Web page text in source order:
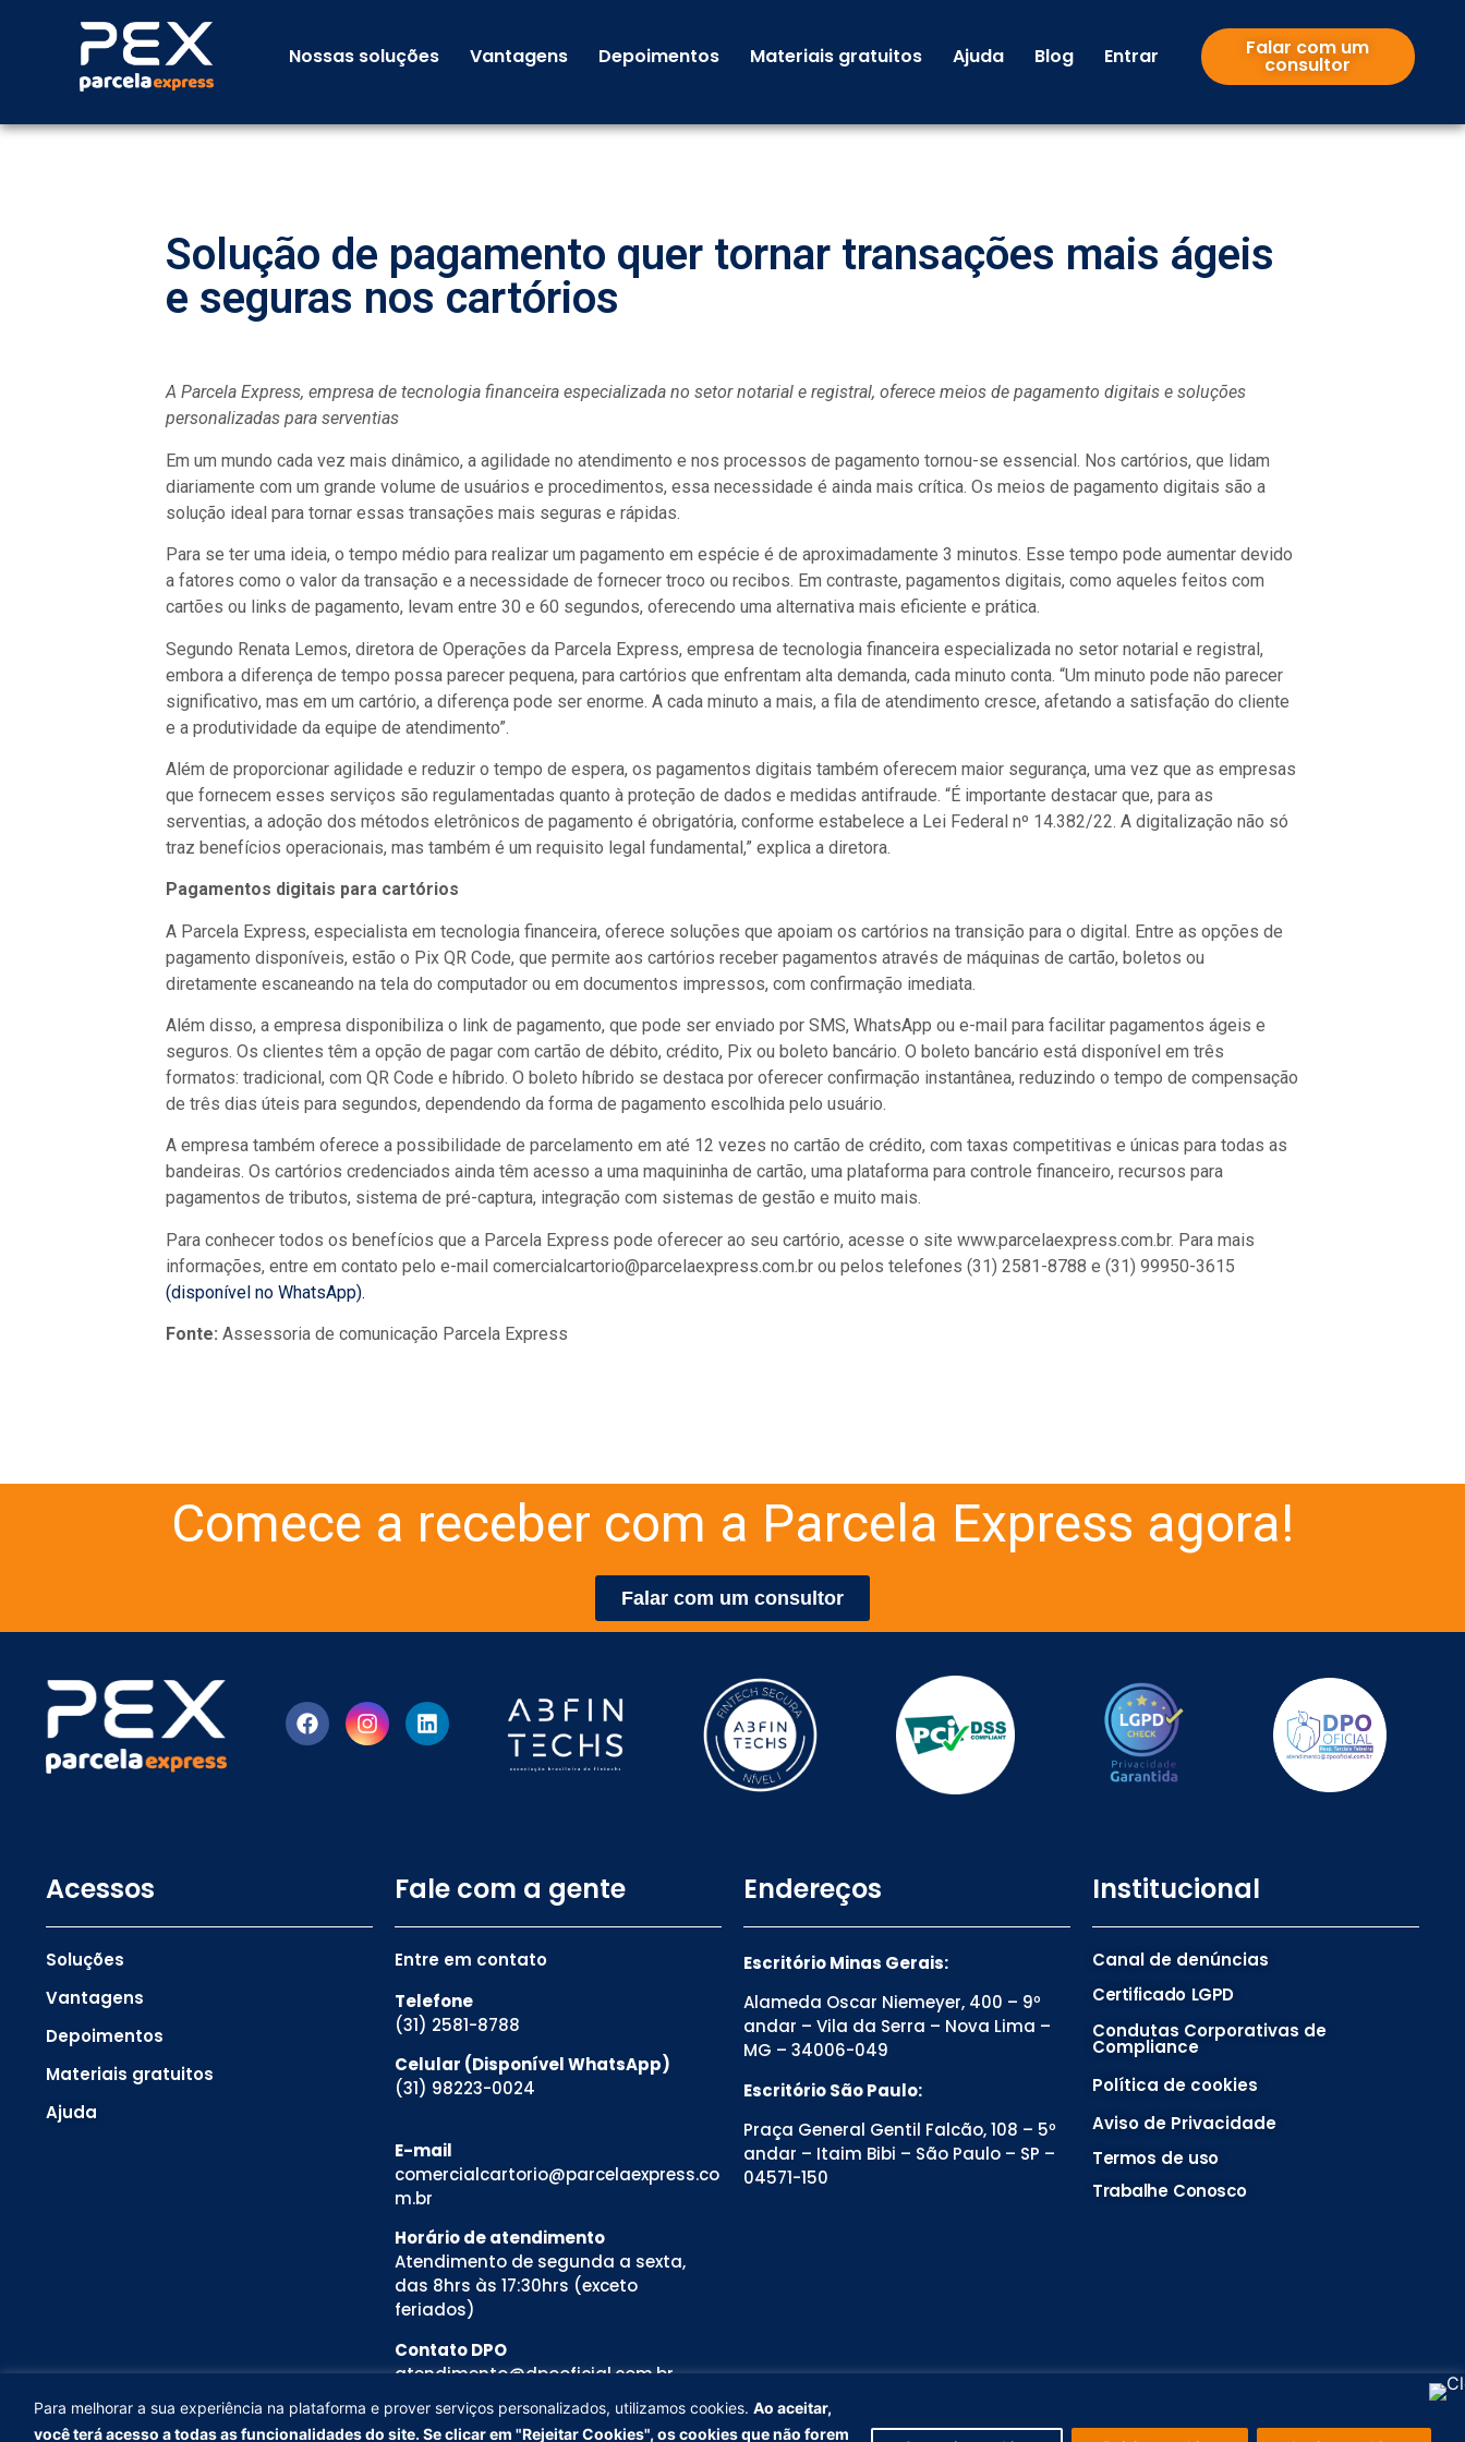
Para melhorar a sua experiência na plataforma e prover serviços personalizados, utilizamos cookies. Ao aceitar,
você terá acesso a todas as funcionalidades do site. Se clicar em "Rejeitar Cookies", os cookies que não forem
Nossas soluções Vantagens Depoimentos Materiais gratuitos Ajuda Blog Entrar Falar com um
consultor
Solução de pagamento quer tornar transações mais ágeis
e seguras nos cartórios
A Parcela Express, empresa de tecnologia financeira especializada no setor notarial e registral, oferece meios de pagamento digitais e soluções
personalizadas para serventias
Em um mundo cada vez mais dinâmico, a agilidade no atendimento e nos processos de pagamento tornou-se essencial. Nos cartórios, que lidam
diariamente com um grande volume de usuários e procedimentos, essa necessidade é ainda mais crítica. Os meios de pagamento digitais são a
solução ideal para tornar essas transações mais seguras e rápidas.
Para se ter uma ideia, o tempo médio para realizar um pagamento em espécie é de aproximadamente 3 minutos. Esse tempo pode aumentar devido
a fatores como o valor da transação e a necessidade de fornecer troco ou recibos. Em contraste, pagamentos digitais, como aqueles feitos com
cartões ou links de pagamento, levam entre 30 e 60 segundos, oferecendo uma alternativa mais eficiente e prática.
Segundo Renata Lemos, diretora de Operações da Parcela Express, empresa de tecnologia financeira especializada no setor notarial e registral,
embora a diferença de tempo possa parecer pequena, para cartórios que enfrentam alta demanda, cada minuto conta. “Um minuto pode não parecer
significativo, mas em um cartório, a diferença pode ser enorme. A cada minuto a mais, a fila de atendimento cresce, afetando a satisfação do cliente
e a produtividade da equipe de atendimento”.
Além de proporcionar agilidade e reduzir o tempo de espera, os pagamentos digitais também oferecem maior segurança, uma vez que as empresas
que fornecem esses serviços são regulamentadas quanto à proteção de dados e medidas antifraude. “É importante destacar que, para as
serventias, a adoção dos métodos eletrônicos de pagamento é obrigatória, conforme estabelece a Lei Federal nº 14.382/22. A digitalização não só
traz benefícios operacionais, mas também é um requisito legal fundamental,” explica a diretora.
Pagamentos digitais para cartórios
A Parcela Express, especialista em tecnologia financeira, oferece soluções que apoiam os cartórios na transição para o digital. Entre as opções de
pagamento disponíveis, estão o Pix QR Code, que permite aos cartórios receber pagamentos através de máquinas de cartão, boletos ou
diretamente escaneando na tela do computador ou em documentos impressos, com confirmação imediata.
Além disso, a empresa disponibiliza o link de pagamento, que pode ser enviado por SMS, WhatsApp ou e-mail para facilitar pagamentos ágeis e
seguros. Os clientes têm a opção de pagar com cartão de débito, crédito, Pix ou boleto bancário. O boleto bancário está disponível em três
formatos: tradicional, com QR Code e híbrido. O boleto híbrido se destaca por oferecer confirmação instantânea, reduzindo o tempo de compensação
de três dias úteis para segundos, dependendo da forma de pagamento escolhida pelo usuário.
A empresa também oferece a possibilidade de parcelamento em até 12 vezes no cartão de crédito, com taxas competitivas e únicas para todas as
bandeiras. Os cartórios credenciados ainda têm acesso a uma maquininha de cartão, uma plataforma para controle financeiro, recursos para
pagamentos de tributos, sistema de pré-captura, integração com sistemas de gestão e muito mais.
Para conhecer todos os benefícios que a Parcela Express pode oferecer ao seu cartório, acesse o site www.parcelaexpress.com.br. Para mais
informações, entre em contato pelo e-mail comercialcartorio@parcelaexpress.com.br ou pelos telefones (31) 2581-8788 e (31) 99950-3615
(disponível no WhatsApp).
Fonte: Assessoria de comunicação Parcela Express
Comece a receber com a Parcela Express agora!
Falar com um consultor
Acessos
Soluções
Vantagens
Depoimentos
Materiais gratuitos
Ajuda
Fale com a gente
Entre em contato
Telefone
(31) 2581-8788
Celular (Disponível WhatsApp)
(31) 98223-0024
E-mail
comercialcartorio@parcelaexpress.co
m.br
Horário de atendimento
Atendimento de segunda a sexta,
das 8hrs às 17:30hrs (exceto
feriados)
Contato DPO
atendimento@dpooficial.com.br
Resp. Tarcisio Teixeira
Endereços
Escritório Minas Gerais:
Alameda Oscar Niemeyer, 400 – 9º
andar – Vila da Serra – Nova Lima –
MG – 34006-049
Escritório São Paulo:
Praça General Gentil Falcão, 108 – 5º
andar – Itaim Bibi – São Paulo – SP –
04571-150
Institucional
Canal de denúncias
Certificado LGPD
Condutas Corporativas de
Compliance
Política de cookies
Aviso de Privacidade
Termos de uso
Trabalhe Conosco
Para melhorar a sua experiência na plataforma e prover serviços personalizados, utilizamos
cookies.Ao aceitar, você terá acesso a todas as funcionalidades do site. Se clicar em